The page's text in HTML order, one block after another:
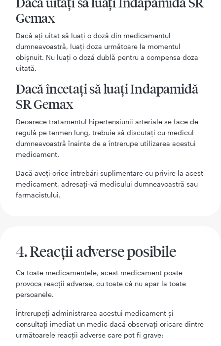
Gemax
Dacă aţi uitat să luaţi o doză din medicamentul
dumneavoastră, luaţi doza următoare la momentul
obişnuit. Nu luaţi o doză dublă pentru a compensa doza
uitată.
Dacă încetaţi să luaţi Indapamidă
SR Gemax
Deoarece tratamentul hipertensiunii arteriale se face de
regulă pe termen lung, trebuie să discutaţi cu medicul
dumneavoastră înainte de a întrerupe utilizarea acestui
medicament.
Dacă aveţi orice întrebări suplimentare cu privire la acest
medicament, adresaţi-vă medicului dumneavoastră sau
farmacistului.
4. Reacţii adverse posibile
Ca toate medicamentele, acest medicament poate
provoca reacţii adverse, cu toate că nu apar la toate
persoanele.
Întrerupeți administrarea acestui medicament și
consultați imediat un medic dacă observați oricare dintre
următoarele reacții adverse care pot fi grave: